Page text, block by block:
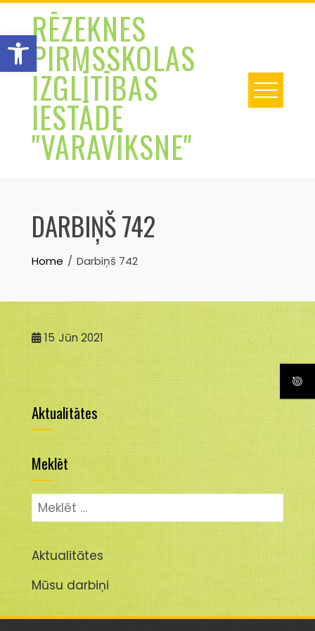
Open toolbar
Skip
contentRĒZEKNES
PIRMSSKOLAS
IZGLĪTĪBAS
IESTĀDE
"VARAVĪKSNE"
DARBIŅŠ 742
Home Darbiņš 742
15 Jūn 2021
Aktualitātes
Meklēt
Meklēt:
Aktualitātes
Mūsu darbiņi